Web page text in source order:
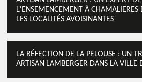
L'ENSEMENCEMENT À CHAMALIERES
LES LOCALITÉS AVOISINANTES
LA RÉFECTION DE LA PELOUSE : UN
ARTISAN LAMBERGER DANS LA VILLE